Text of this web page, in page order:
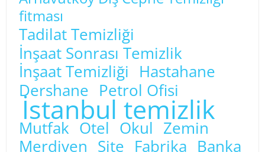
fitması
Tadilat Temizliği
İnşaat Sonrası Temizlik
İnşaat Temizliği Hastahane
Dershane Petrol Ofisi
İstanbul temizlik
Mutfak Otel Okul Zemin
Merdiven Site Fabrika Banka